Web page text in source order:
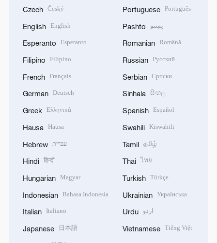
Czech Český
English English
Esperanto Esperanto
Filipino Filipino
French Français
German Deutsch
Greek Ελληνικά
Hausa Hausa
Hebrew עברית
Hindi हिन्दी
Hungarian Magyar
Indonesian Bahasa Indonesia
Italian Italiano
Japanese 日本語
Portuguese Português
Pashto پښتو
Romanian Română
Russian Русский
Serbian Српски
Sinhala සිංහල
Spanish Español
Swahili Kiswahili
Tamil தமிழ்
Thai ไทย
Turkish Türkçe
Ukrainian Українська
Urdu اردو
Vietnamese Tiếng Việt